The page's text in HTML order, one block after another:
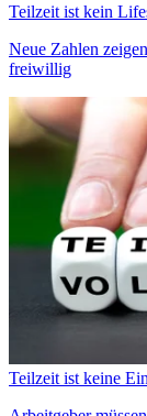
Teilzeit ist kein
Neue Zahlen
freiwillig
Teilzeit ist keine